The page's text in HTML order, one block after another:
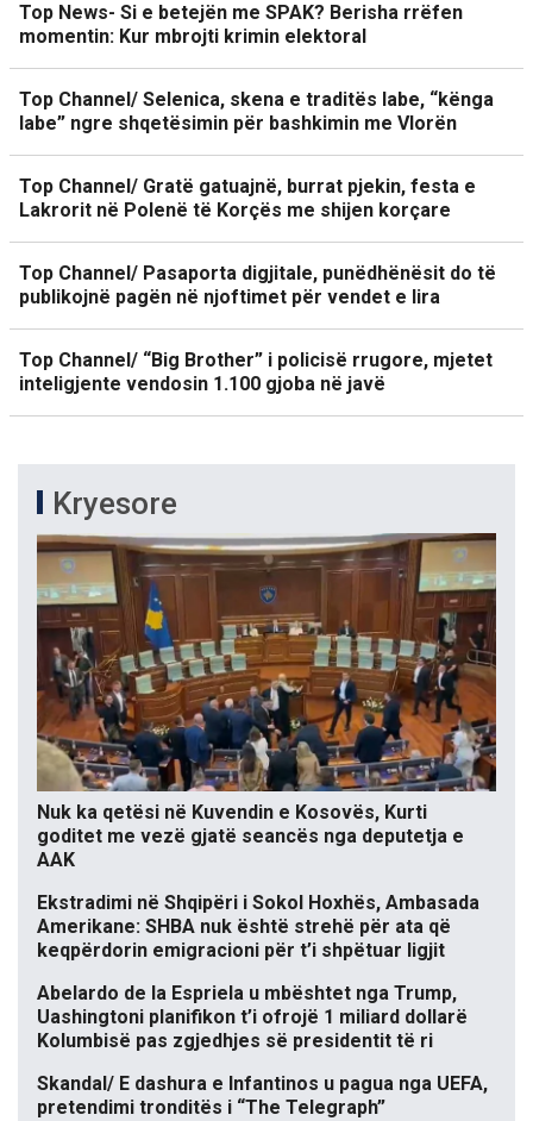
Top News- Si e betejën me SPAK? Berisha rrëfen
momentin: Kur mbrojti krimin elektoral
Top Channel/ Selenica, skena e traditës labe, “kënga
labe” ngre shqetësimin për bashkimin me Vlorën
Top Channel/ Gratë gatuajnë, burrat pjekin, festa e
Lakrorit në Polenë të Korçës me shijen korçare
Top Channel/ Pasaporta digjitale, punëdhënësit do të
publikojnë pagën në njoftimet për vendet e lira
Top Channel/ “Big Brother” i policisë rrugore, mjetet
inteligjente vendosin 1.100 gjoba në javë
Kryesore
Nuk ka qetësi në Kuvendin e Kosovës, Kurti
goditet me vezë gjatë seancës nga deputetja e
AAK
Ekstradimi në Shqipëri i Sokol Hoxhës, Ambasada
Amerikane: SHBA nuk është strehë për ata që
keqpërdorin emigracioni për t’i shpëtuar ligjit
Abelardo de la Espriela u mbështet nga Trump,
Uashingtoni planifikon t’i ofrojë 1 miliard dollarë
Kolumbisë pas zgjedhjes së presidentit të ri
Skandal/ E dashura e Infantinos u pagua nga UEFA,
pretendimi tronditës i “The Telegraph”